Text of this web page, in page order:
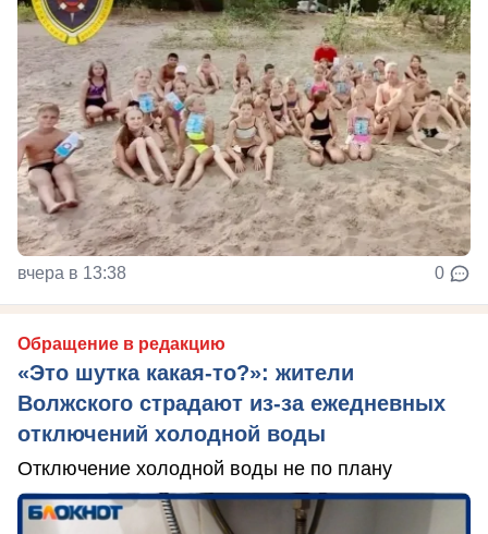
вчера в 13:38 0
Обращение в редакцию
«Это шутка какая-то?»: жители
Волжского страдают из‑за ежедневных
отключений холодной воды
Отключение холодной воды не по плану